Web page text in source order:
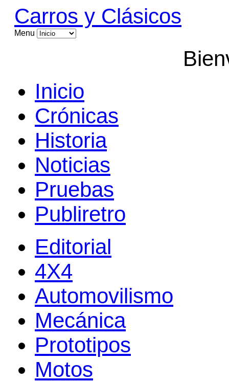
Carros y Clásicos
Menu
Inicio
Crónicas
Historia
Noticias
Pruebas
Publiretro
Editorial
4X4
Automovilismo
Mecánica
Prototipos
Motos